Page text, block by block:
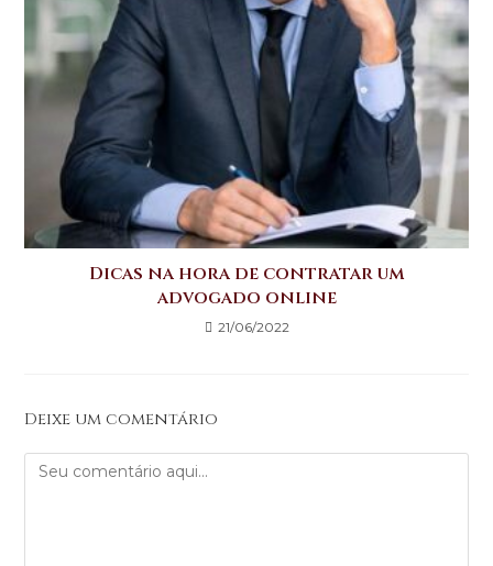
Dicas na hora de contratar um
advogado online
21/06/2022
Deixe um comentário